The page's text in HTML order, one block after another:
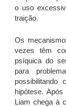
o uso
traição.
Os
vezes têm
psíquica do
para
possibilitando
hipótese.
Liam chega à